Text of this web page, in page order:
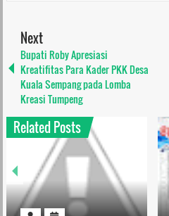
Next
Bupati Roby Apresiasi
Kreatifitas Para Kader PKK Desa
Kuala Sempang pada Lomba
Kreasi Tumpeng
Related Posts